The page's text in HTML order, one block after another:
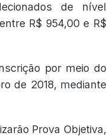
de nível
R$ 954,00 e R$
por meio do
de 2018, mediante
Prova Objetiva,